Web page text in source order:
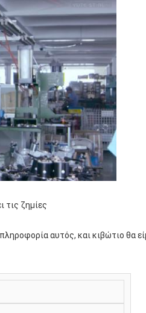
τις ζημίες
αυτός, και κιβώτιο θα